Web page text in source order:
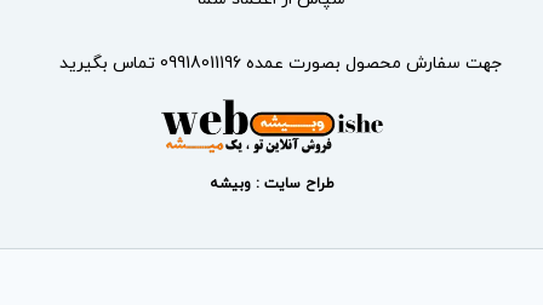
جهت سفارش محصول بصورت عمده 09918011196 تماس بگیرید
طراح سایت : وبیشه